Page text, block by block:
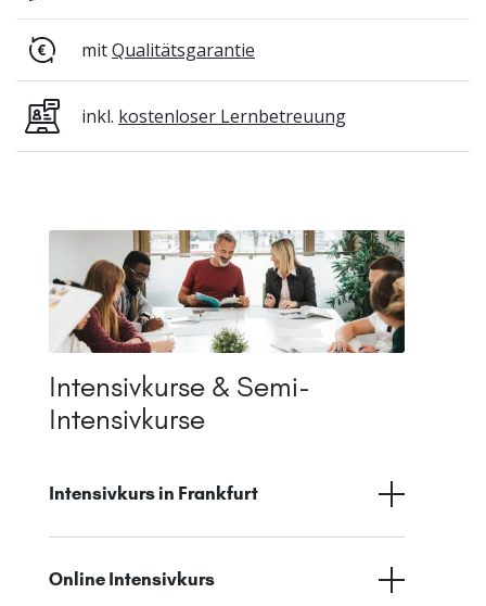
mitQualitätsgarantie
inkl. kostenloser Lernbetreuung
Intensivkurse & Semi-
Intensivkurse
Intensivkurs in Frankfurt
Online Intensivkurs